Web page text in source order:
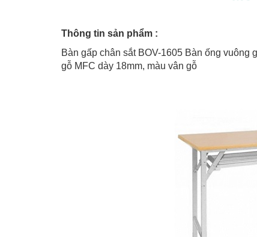
Thông tin sản phẩm :
Bàn gấp chân sắt BOV-1605 Bàn ống
gỗ MFC dày 18mm, màu vân gỗ